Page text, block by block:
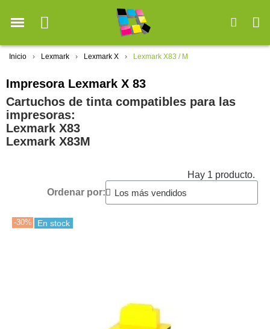
Inicio Lexmark Lexmark X Lexmark X83 / M
Impresora Lexmark X 83
Cartuchos de tinta compatibles para las
impresoras:
Lexmark X83
Lexmark X83M
Hay 1 producto.
Ordenar por:
-30% En stock